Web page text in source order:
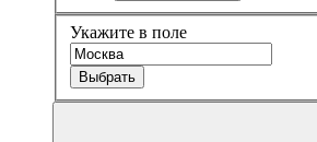
Укажите в поле
Выбрать